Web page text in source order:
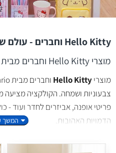
Hello Kitty וחברים - עולם שלם של מתיקות
מוצרי Hello Kitty וחברים מבית Sanrio
מוצריHello Kitty
צבעוניות ושמחה. הקולקציה
פריטי אופנה, אביזרים לחדר ועוד -
הדמויות האהובות.